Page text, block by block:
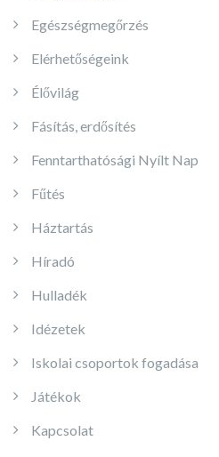
Egészségmegőrzés
Elérhetőségeink
Élővilág
Fásítás, erdősítés
Fenntarthatósági Nyílt Nap
Fűtés
Háztartás
Híradó
Hulladék
Idézetek
Iskolai csoportok fogadása
Játékok
Kapcsolat